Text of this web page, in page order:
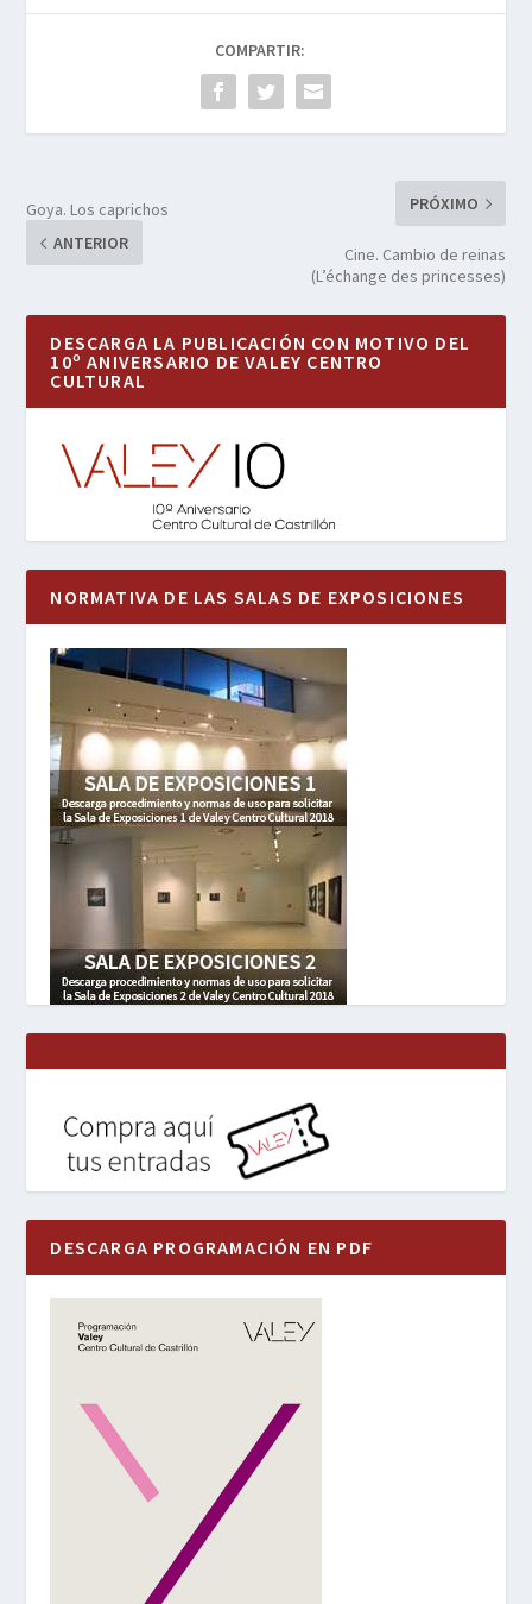
COMPARTIR:
Goya. Los caprichos
ANTERIOR
PRÓXIMO
Cine. Cambio de reinas
(L’échange des princesses)
DESCARGA LA PUBLICACIÓN CON MOTIVO DEL
10º ANIVERSARIO DE VALEY CENTRO
CULTURAL
NORMATIVA DE LAS SALAS DE EXPOSICIONES
DESCARGA PROGRAMACIÓN EN PDF